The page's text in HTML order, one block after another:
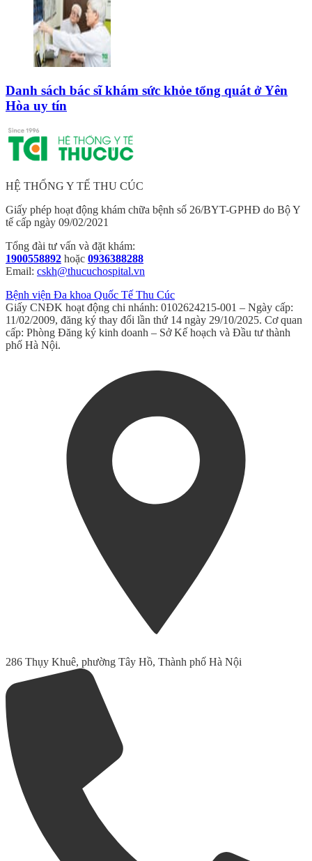
Danh sách bác sĩ khám sức khỏe tổng quát ở Yên
Hòa uy tín
HỆ THỐNG Y TẾ THU CÚC
Giấy phép hoạt động khám chữa bệnh số 26/BYT-GPHĐ do Bộ Y
tế cấp ngày 09/02/2021
Tổng đài tư vấn và đặt khám:
1900558892 hoặc 0936388288
Email: cskh@thucuchospital.vn
Bệnh viện Đa khoa Quốc Tế Thu Cúc
Giấy CNĐK hoạt động chi nhánh: 0102624215-001 – Ngày cấp:
11/02/2009, đăng ký thay đổi lần thứ 14 ngày 29/10/2025. Cơ quan
cấp: Phòng Đăng ký kinh doanh – Sở Kế hoạch và Đầu tư thành
phố Hà Nội.
286 Thụy Khuê, phường Tây Hồ, Thành phố Hà Nội